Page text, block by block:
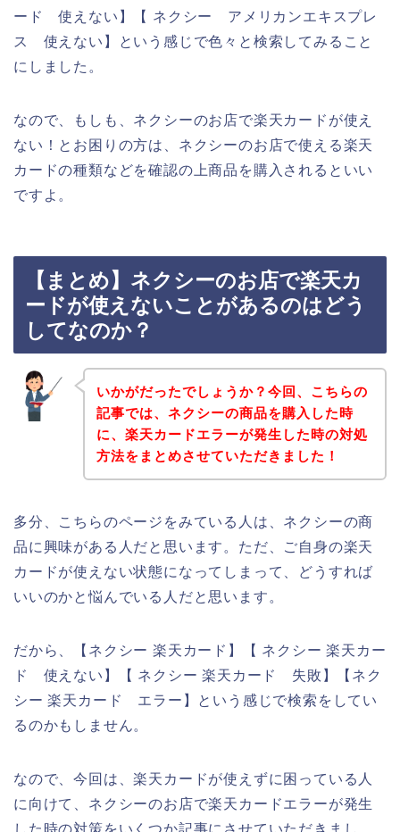
ード 使えない】【 ネクシー アメリカンエキスプレ
ス 使えない】という感じで色々と検索してみること
にしました。
なので、もしも、ネクシーのお店で楽天カードが使え
ない！とお困りの方は、ネクシーのお店で使える楽天
カードの種類などを確認の上商品を購入されるといい
ですよ。
【まとめ】ネクシーのお店で楽天カ
ードが使えないことがあるのはどう
してなのか？
いかがだったでしょうか？今回、こちらの
記事では、ネクシーの商品を購入した時
に、楽天カードエラーが発生した時の対処
方法をまとめさせていただきました！
多分、こちらのページをみている人は、ネクシーの商
品に興味がある人だと思います。ただ、ご自身の楽天
カードが使えない状態になってしまって、どうすれば
いいのかと悩んでいる人だと思います。
だから、【ネクシー 楽天カード】【 ネクシー 楽天カー
ド 使えない】【 ネクシー 楽天カード 失敗】【ネク
シー 楽天カード エラー】という感じで検索をしてい
るのかもしません。
なので、今回は、楽天カードが使えずに困っている人
に向けて、ネクシーのお店で楽天カードエラーが発生
した時の対策をいくつか記事にさせていただきまし